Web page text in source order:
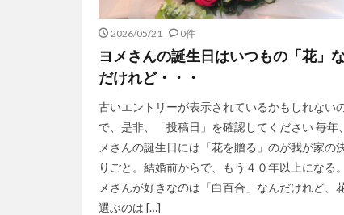
2026/05/21 0件
ヨメさんの誕生日はいつもの「花」
だけれど・・・
古いエントリーが表示されているかもしれない
で、是非、「投稿日」を確認してください 毎年
メさんの誕生日には「花を贈る」のが我が家の
りごと。結婚前からで、もう４０年以上になる
メさんが好きなのは「白百合」なんだけれど、
選ぶのは […]